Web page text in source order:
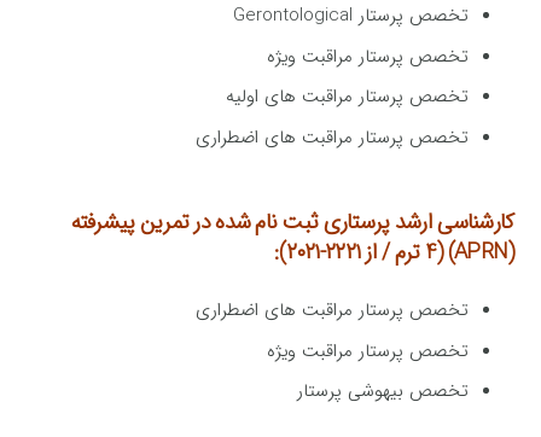
تخصص پرستار Gerontological
تخصص پرستار مراقبت ویژه
تخصص پرستار مراقبت های اولیه
تخصص پرستار مراقبت های اضطراری
کارشناسی ارشد پرستاری ثبت نام شده در تمرین پیشرفته
(APRN) (4 ترم / از ۲۲۲۱-۲۰۲۱):
تخصص پرستار مراقبت های اضطراری
تخصص پرستار مراقبت ویژه
تخصص بیهوشی پرستار